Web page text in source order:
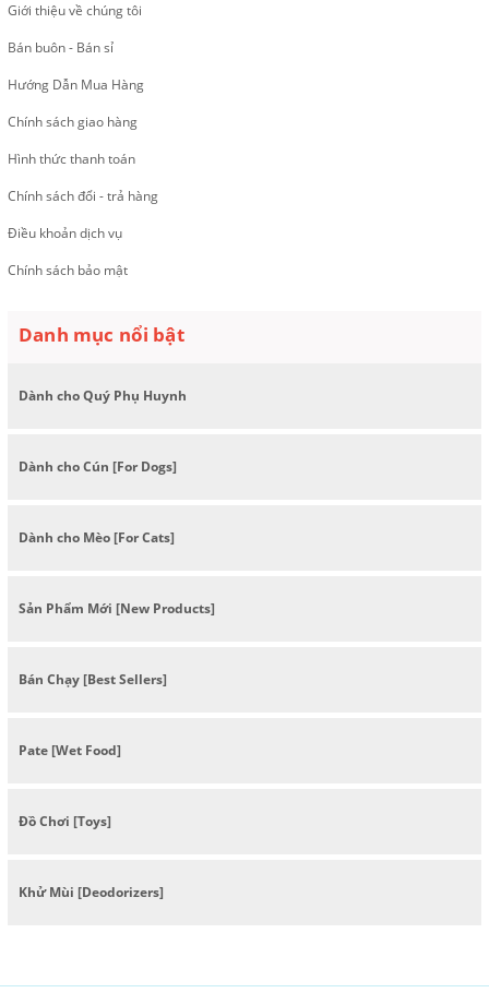
Giới thiệu về chúng tôi
Bán buôn - Bán sỉ
Hướng Dẫn Mua Hàng
Chính sách giao hàng
Hình thức thanh toán
Chính sách đổi - trả hàng
Điều khoản dịch vụ
Chính sách bảo mật
Danh mục nổi bật
Dành cho Quý Phụ Huynh
Dành cho Cún [For Dogs]
Dành cho Mèo [For Cats]
Sản Phẩm Mới [New Products]
Bán Chạy [Best Sellers]
Pate [Wet Food]
Đồ Chơi [Toys]
Khử Mùi [Deodorizers]